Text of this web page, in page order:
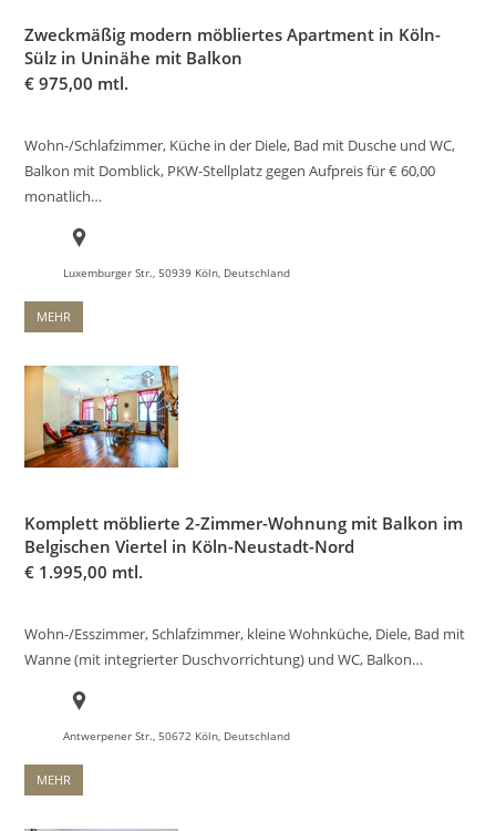
Zweckmäßig modern möbliertes Apartment in Köln-
Sülz in Uninähe mit Balkon
€ 975,00 mtl.
Wohn-/Schlafzimmer, Küche in der Diele, Bad mit Dusche und WC,
Balkon mit Domblick, PKW-Stellplatz gegen Aufpreis für € 60,00
monatlich…
Luxemburger Str., 50939 Köln, Deutschland
MEHR
Komplett möblierte 2-Zimmer-Wohnung mit Balkon im
Belgischen Viertel in Köln-Neustadt-Nord
€ 1.995,00 mtl.
Wohn-/Esszimmer, Schlafzimmer, kleine Wohnküche, Diele, Bad mit
Wanne (mit integrierter Duschvorrichtung) und WC, Balkon…
Antwerpener Str., 50672 Köln, Deutschland
MEHR